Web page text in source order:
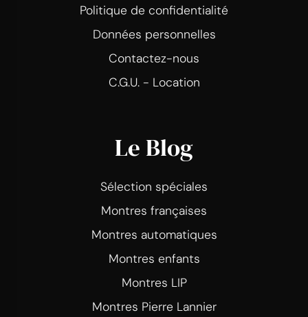
Politique de confidentialité
Données personnelles
Contactez-nous
C.G.U. - Location
Le Blog
Sélection spéciales
Montres françaises
Montres automatiques
Montres enfants
Montres LIP
Montres Pierre Lannier